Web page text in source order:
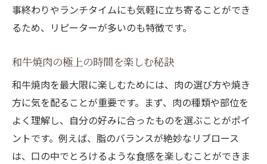
事終わりやランチタイムにも気軽に立ち寄ることができ
るため、リピーターが多いのも特徴です。
和牛焼肉の極上の時間を楽しむ秘訣
和牛焼肉を最大限に楽しむためには、肉の選び方や焼き
方に気を配ることが重要です。まず、肉の種類や部位を
よく理解し、自分の好みに合ったものを選ぶことがポイ
ントです。例えば、脂のバランスが絶妙なリブロース
は、口の中でとろけるような食感を楽しむことができま